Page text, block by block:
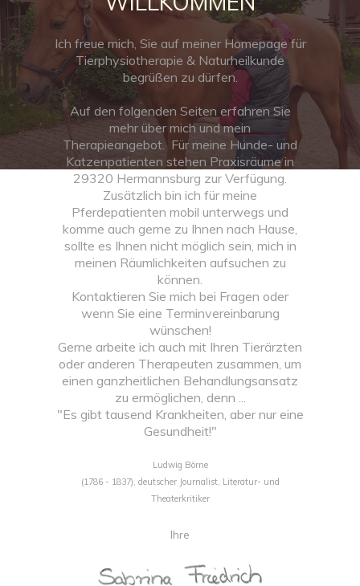
Ich freue mich, Sie auf meiner Homepage für
Tierphysiotherapie & Naturheilkunde
begrüßen zu dürfen.
Auf den folgenden Seiten erfahren Sie
mehr über mich und mein
Therapieangebot. Für meine Hunde- und
Katzenpatienten stehen Praxisräume in
29320 Hermannsburg zur Verfügung.
Zusätzlich bin ich für meine
Pferdepatienten mobil unterwegs und
komme auch gerne zu Ihnen nach Hause,
sollte es Ihnen nicht möglich sein, mich in
meinen Räumlichkeiten aufsuchen zu
können.
Kontaktieren Sie mich bei Fragen oder
wenn Sie eine Terminvereinbarung
wünschen!
Gerne arbeite ich auch mit Ihren Tierärzten
oder anderen Therapeuten zusammen, um
einen ganzheitlichen Behandlungsansatz
zu ermöglichen, denn ...
"Es gibt tausend Krankheiten, aber nur eine
Gesundheit!"
Ludwig Börne
(1786 - 1837), deutscher Journalist, Literatur- und
Theaterkritiker
Ihre